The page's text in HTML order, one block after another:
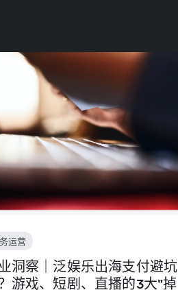
运营
洞察｜泛娱乐出海支付避坑
游戏、短剧、直播的3大"掉